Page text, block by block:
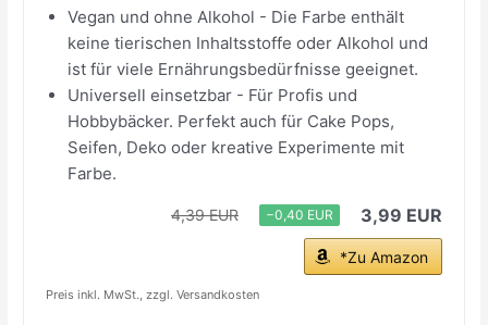
Vegan und ohne Alkohol - Die Farbe enthält
keine tierischen Inhaltsstoffe oder Alkohol und
ist für viele Ernährungsbedürfnisse geeignet.
Universell einsetzbar - Für Profis und
Hobbybäcker. Perfekt auch für Cake Pops,
Seifen, Deko oder kreative Experimente mit
Farbe.
4,39 EUR −0,40 EUR 3,99 EUR
*Zu Amazon
Preis inkl. MwSt., zzgl. Versandkosten